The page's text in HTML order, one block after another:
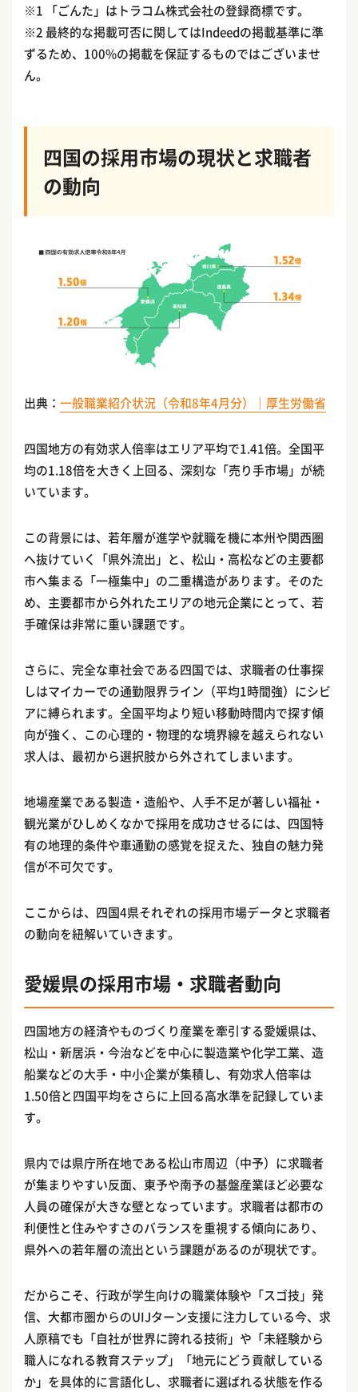
※1 「ごんた」はトラコム株式会社の登録商標です。
※2 最終的な掲載可否に関してはIndeedの掲載基準に準
ずるため、100%の掲載を保証するものではございませ
ん。
四国の採用市場の現状と求職者
の動向
出典： 一般職業紹介状況（令和8年4月分）｜厚生労働省
四国地方の有効求人倍率はエリア平均で1.41倍。全国平
均の1.18倍を大きく上回る、深刻な「売り手市場」が続
いています。
この背景には、若年層が進学や就職を機に本州や関西圏
へ抜けていく「県外流出」と、松山・高松などの主要都
市へ集まる「一極集中」の二重構造があります。そのた
め、主要都市から外れたエリアの地元企業にとって、若
手確保は非常に重い課題です。
さらに、完全な車社会である四国では、求職者の仕事探
しはマイカーでの通勤限界ライン（平均1時間強）にシビ
アに縛られます。全国平均より短い移動時間内で探す傾
向が強く、この心理的・物理的な境界線を越えられない
求人は、最初から選択肢から外されてしまいます。
地場産業である製造・造船や、人手不足が著しい福祉・
観光業がひしめくなかで採用を成功させるには、四国特
有の地理的条件や車通勤の感覚を捉えた、独自の魅力発
信が不可欠です。
ここからは、四国4県それぞれの採用市場データと求職者
の動向を紐解いていきます。
愛媛県の採用市場・求職者動向
四国地方の経済やものづくり産業を牽引する愛媛県は、
松山・新居浜・今治などを中心に製造業や化学工業、造
船業などの大手・中小企業が集積し、有効求人倍率は
1.50倍と四国平均をさらに上回る高水準を記録していま
す。
県内では県庁所在地である松山市周辺（中予）に求職者
が集まりやすい反面、東予や南予の基盤産業ほど必要な
人員の確保が大きな壁となっています。求職者は都市の
利便性と住みやすさのバランスを重視する傾向にあり、
県外への若年層の流出という課題があるのが現状です。
だからこそ、行政が学生向けの職業体験や「スゴ技」発
信、大都市圏からのUIJターン支援に注力している今、求
人原稿でも「自社が世界に誇れる技術」や「未経験から
職人になれる教育ステップ」「地元にどう貢献している
か」を具体的に言語化し、求職者に選ばれる状態を作る